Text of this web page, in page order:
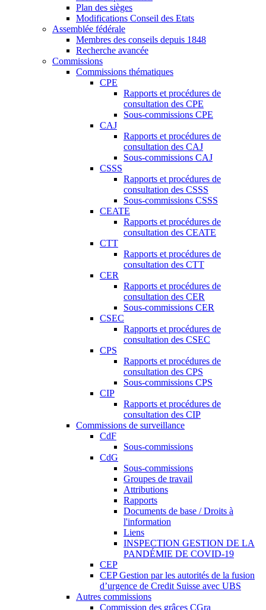
Plan des sièges
Modifications Conseil des Etats
Assemblée fédérale
Membres des conseils depuis 1848
Recherche avancée
Commissions
Commissions thématiques
CPE
Rapports et procédures de
consultation des CPE
Sous-commissions CPE
CAJ
Rapports et procédures de
consultation des CAJ
Sous-commissions CAJ
CSSS
Rapports et procédures de
consultation des CSSS
Sous-commissions CSSS
CEATE
Rapports et procédures de
consultation des CEATE
CTT
Rapports et procédures de
consultation des CTT
CER
Rapports et procédures de
consultation des CER
Sous-commissions CER
CSEC
Rapports et procédures de
consultation des CSEC
CPS
Rapports et procédures de
consultation des CPS
Sous-commissions CPS
CIP
Rapports et procédures de
consultation des CIP
Commissions de surveillance
CdF
Sous-commissions
CdG
Sous-commissions
Groupes de travail
Attributions
Rapports
Documents de base / Droits à
l'information
Liens
INSPECTION GESTION DE LA
PANDÉMIE DE COVID-19
CEP
CEP Gestion par les autorités de la fusion
d’urgence de Credit Suisse avec UBS
Autres commissions
Commission des grâces CGra